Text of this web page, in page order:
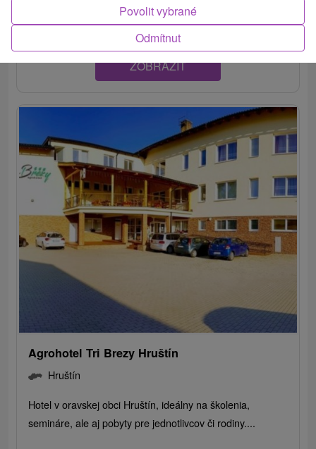
na severnej strane Oravskej Magury. Ponúka...
ZOBRAZIT
Agrohotel Tri Brezy Hruštín
Hruštín
Hotel v oravskej obci Hruštín, ideálny na školenia,
semináre, ale aj pobyty pre jednotlivcov či rodiny....
Odmítnut
Povolit vybrané